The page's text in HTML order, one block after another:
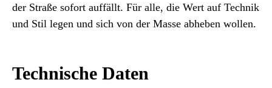
der Straße sofort auffällt. Für alle, die Wert auf Technik
und Stil legen und sich von der Masse abheben wollen.
Technische Daten